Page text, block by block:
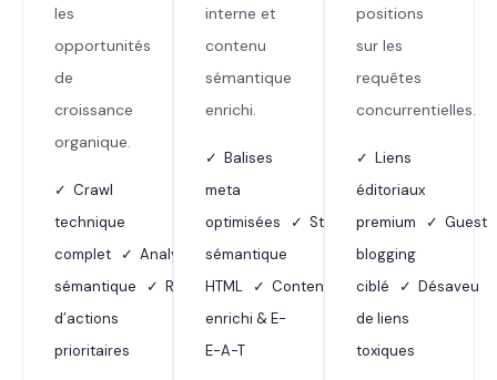
les
opportunités
de
croissance
organique.
✓ Crawl
technique
complet ✓ Analyse
sémantique ✓ Rapport
d’actions
prioritaires
interne et
contenu
sémantique
enrichi.
✓ Balises
meta
optimisées ✓ Structure
sémantique
HTML ✓ Contenu
enrichi & E-
E-A-T
positions
sur les
requêtes
concurrentielles.
✓ Liens
éditoriaux
premium ✓ Guest
blogging
ciblé ✓ Désaveu
de liens
toxiques